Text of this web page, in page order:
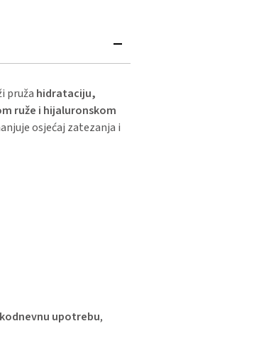
pruža hidrataciju,
ruže i hijaluronskom
osjećaj zatezanja i
upotrebu,